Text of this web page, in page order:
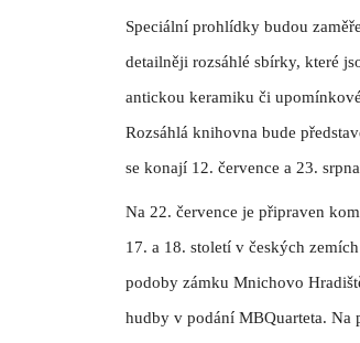
Speciální prohlídky budou
detailněji rozsáhlé sbírky, které
antickou keramiku či
Rozsáhlá knihovna bude
se konají 12. července a 23.
Na 22. července je připraven
17. a 18. století v českých
podoby zámku Mnichovo
hudby v podání MBQuarteta.